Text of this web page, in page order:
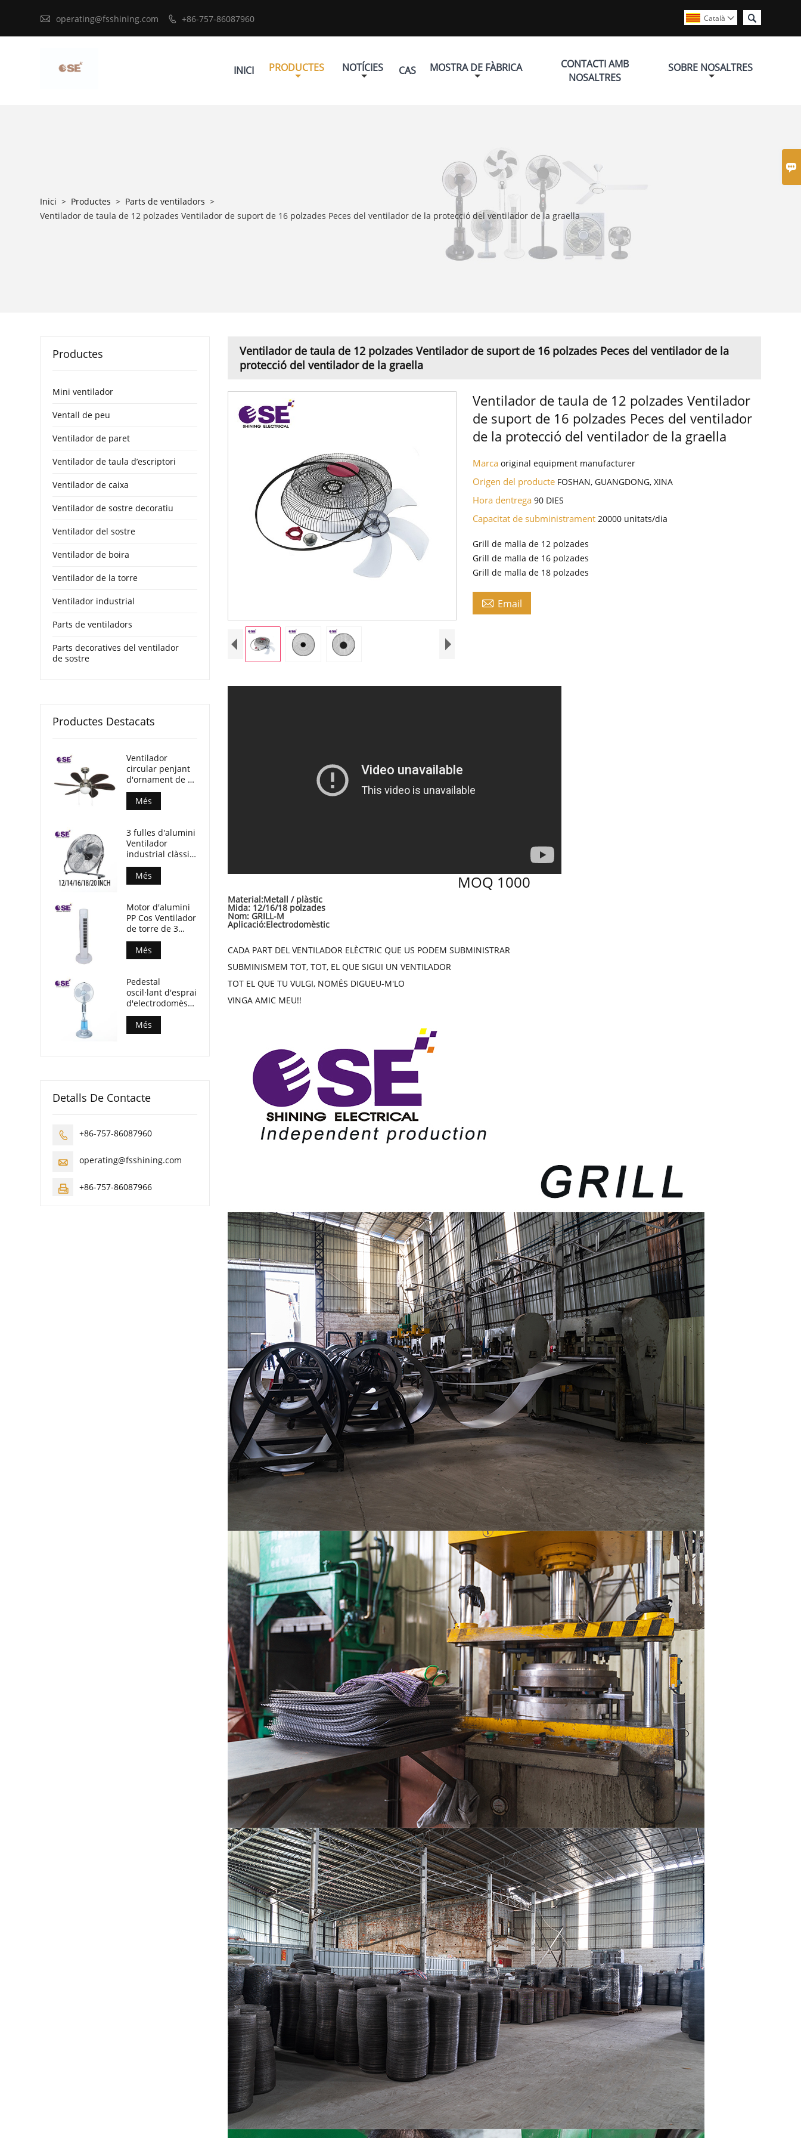

 operating@fsshining.com  +86-757-86087960 
Català 
INICI PRODUCTES NOTÍCIES CAS MOSTRA DE FÀBRICA
CONTACTI AMB
NOSALTRES
SOBRE NOSALTRES
Inici > Productes > Parts de ventiladors >
Ventilador de taula de 12 polzades Ventilador de suport de 16 polzades Peces del ventilador de la protecció del ventilador de la graella
Ventilador de taula de 12 polzades Ventilador de suport de 16 polzades Peces del ventilador de la
protecció del ventilador de la graella
Ventilador de taula de 12 polzades Ventilador
de suport de 16 polzades Peces del ventilador
de la protecció del ventilador de la graella
Marcaoriginal equipment manufacturer
Origen del producte FOSHAN, GUANGDONG, XINA
Hora dentrega90 DIES
Capacitat de subministrament 20000 unitats/dia
Grill de malla de 12 polzades
Grill de malla de 16 polzades
Grill de malla de 18 polzades
 Email
MOQ 1000
Material:Metall / plàstic
Mida: 12/16/18 polzades
Nom: GRILL-M
Aplicació:Electrodomèstic
CADA PART DEL VENTILADOR ELÈCTRIC QUE US PODEM SUBMINISTRAR
SUBMINISMEM TOT, TOT, EL QUE SIGUI UN VENTILADOR
TOT EL QUE TU VULGI, NOMÉS DIGUEU-M'LO
VINGA AMIC MEU!!
Productes
Mini ventilador
Ventall de peu
Ventilador de paret
Ventilador de taula d’escriptori
Ventilador de caixa
Ventilador de sostre decoratiu
Ventilador del sostre
Ventilador de boira
Ventilador de la torre
Ventilador industrial
Parts de ventiladors
Parts decoratives del ventilador
de sostre
Productes Destacats
Ventilador
circular penjant
d'ornament de 6
fulles de 30
polzades amb
llum
Més
3 fulles d'alumini
Ventilador
industrial clàssic
de 18 polzades
per a pisos
Més
Motor d'alumini
PP Cos Ventilador
de torre de 3
velocitats sense
temporitzador
Més
Pedestal
oscil·lant d'esprai
d'electrodomèstics
Ventilador de
boira dempeus
de 16 polzades
Més
Detalls De Contacte
 +86-757-86087960
 operating@fsshining.com
 +86-757-86087966